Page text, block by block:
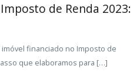
de Renda 2023:
financiado no Imposto de
que elaboramos para […]